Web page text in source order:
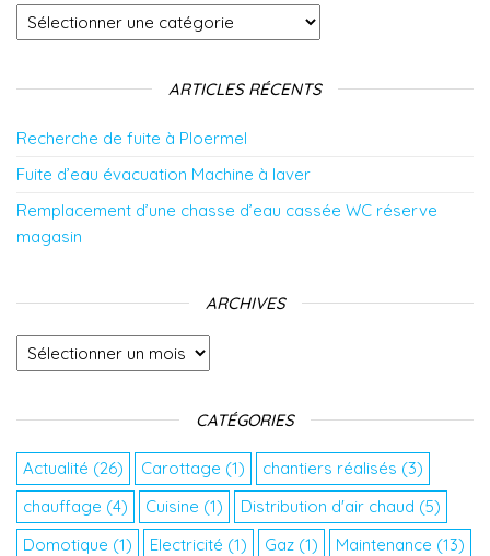
Catégories
ARTICLES RÉCENTS
Recherche de fuite à Ploermel
Fuite d’eau évacuation Machine à laver
Remplacement d’une chasse d’eau cassée WC réserve
magasin
ARCHIVES
Archives
CATÉGORIES
Actualité (26) Carottage (1) chantiers réalisés (3)
chauffage (4) Cuisine (1) Distribution d'air chaud (5)
Domotique (1) Electricité (1) Gaz (1) Maintenance (13)